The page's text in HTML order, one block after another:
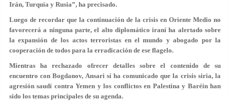
Irán, Turquía y Rusia”, ha precisado.
Luego de recordar que la continuación de la crisis en Oriente Medio no
favorecerá a ninguna parte, el alto diplomático iraní ha alertado sobre
la expansión de los actos terroristas en el mundo y abogado por la
cooperación de todos para la erradicación de ese flagelo.
Mientras ha rechazado ofrecer detalles sobre el contenido de su
encuentro con Bogdanov, Ansari sí ha comunicado que la crisis siria, la
agresión saudí contra Yemen y los conflictos en Palestina y Baréin han
sido los temas principales de su agenda.